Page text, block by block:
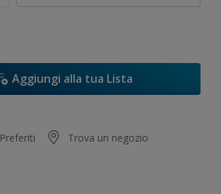
Aggiungi alla tua Lista
Preferiti Trova un negozio